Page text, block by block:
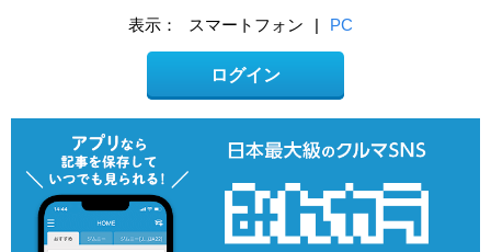
表示： スマートフォン | PC
ログイン